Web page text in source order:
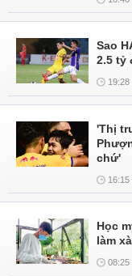
Sao
2.5 tỷ
19:28
'Thị
chứ'
16:15
Học
làm
08:25